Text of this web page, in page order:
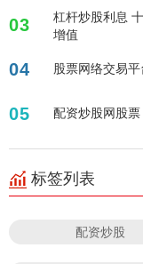
03
杠杆炒股利息
增值
04 股票网络交易
05 配资炒股网股
标签列表
配资炒股